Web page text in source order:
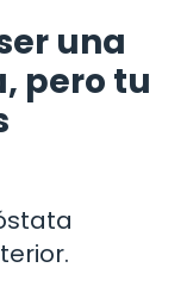
una
pero tu